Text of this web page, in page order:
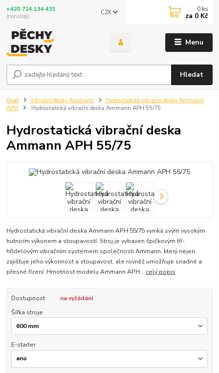
Menu
CZK
Hledat
+420 724 134 431
(nonstop)
0 ks
za 0 Kč
Úvod Vibrační desky Ammann
Hydrostatické vibrační desky Ammann
APH
Hydrostatická vibrační deska Ammann APH 55/75
Hydrostatická vibrační deska
Ammann APH 55/75
Hydrostatická vibrační deska Ammann APH 55/75 vyniká svým vysokým
hutnicím výkonem a stoupavostí. Stroj je vybaven špičkovým tří-
hřídelovým vibračním systémem společnosti Ammann, který nejen
zajišťuje jeho výkonnost a stoupavost, ale rovněž umožňuje snadné a
přesné řízení. Hmotnost modelu Ammann APH... celý popis
Dostupnost
na vyžádání
Šířka stroje
E-starter